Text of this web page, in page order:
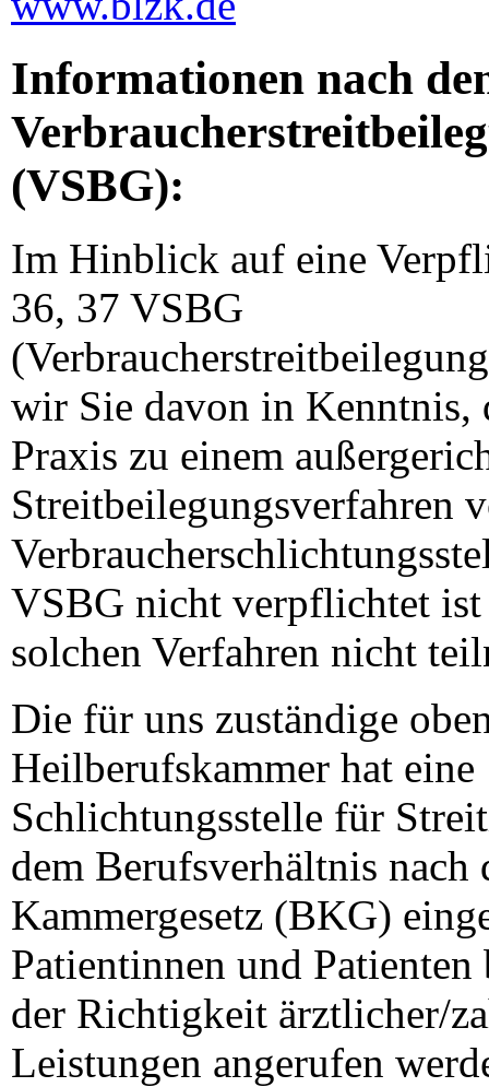
Informationen nach
(VSBG):
Im Hinblick auf eine
36, 37 VSBG
wir Sie davon in Kenntnis,
Praxis zu einem
Streitbeilegungsverfahren
VSBG nicht verpflichtet ist
solchen Verfahren nicht
Die für uns zuständige
Heilberufskammer hat eine
Schlichtungsstelle für
dem Berufsverhältnis nach
Kammergesetz (BKG)
Patientinnen und
der Richtigkeit ärztlicher/
Leistungen angerufen